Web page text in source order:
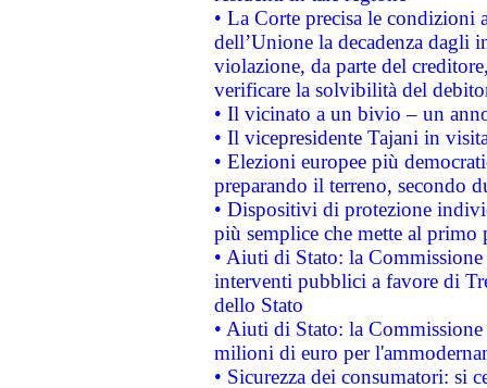
• La Corte precisa le
dell’Unione la decadenza dagli
violazione, da parte del
verificare la solvibilità del
• Il vicinato a un bivio – un
• Il vicepresidente Tajani in
• Elezioni europee più
preparando il terreno, secondo
• Dispositivi di protezione
più semplice che mette al primo
• Aiuti di Stato: la
interventi pubblici a favore di
dello Stato
• Aiuti di Stato: la
milioni di euro per
• Sicurezza dei consumatori: si